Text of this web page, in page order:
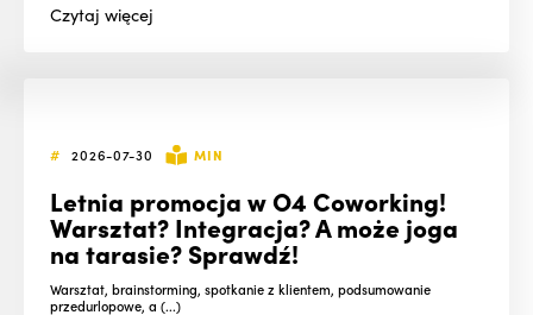
Czytajwięcej
# 2026-07-30 MIN
Letnia promocja w O4 Coworking!
Warsztat? Integracja? A może joga
na tarasie? Sprawdź!
Warsztat, brainstorming, spotkanie z klientem, podsumowanie
przedurlopowe, a (...)